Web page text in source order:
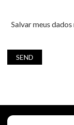
Salvar meus